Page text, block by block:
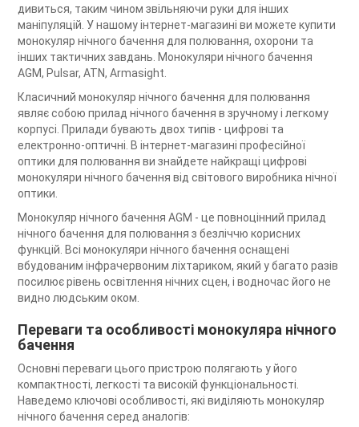
дивиться, таким чином звільняючи руки для інших
маніпуляцій. У нашому інтернет-магазині ви можете купити
монокуляр нічного бачення для полювання, охорони та
інших тактичних завдань. Монокуляри нічного бачення
AGM, Pulsar, ATN, Armasight.
Класичний монокуляр нічного бачення для полювання
являє собою прилад нічного бачення в зручному і легкому
корпусі. Прилади бувають двох типів - цифрові та
електронно-оптичні. В інтернет-магазині професійної
оптики для полювання ви знайдете найкращі цифрові
монокуляри нічного бачення від світового виробника нічної
оптики.
Монокуляр нічного бачення AGM - це повноцінний прилад
нічного бачення для полювання з безліччю корисних
функцій. Всі монокуляри нічного бачення оснащені
вбудованим інфрачервоним ліхтариком, який у багато разів
посилює рівень освітлення нічних сцен, і водночас його не
видно людським оком.
Переваги та особливості монокуляра нічного
бачення
Основні переваги цього пристрою полягають у його
компактності, легкості та високій функціональності.
Наведемо ключові особливості, які виділяють монокуляр
нічного бачення серед аналогів: